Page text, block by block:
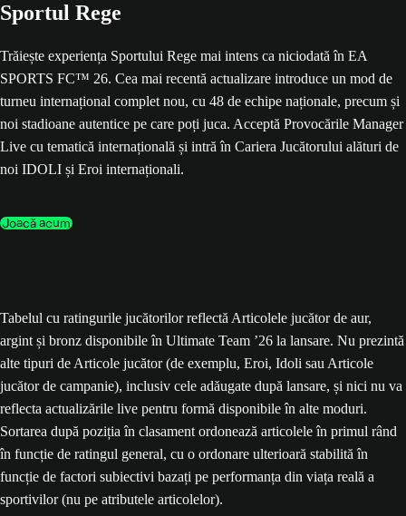
Sportul Rege
Trăiește experiența Sportului Rege mai intens ca niciodată în EA
SPORTS FC™ 26. Cea mai recentă actualizare introduce un mod de
turneu internațional complet nou, cu 48 de echipe naționale, precum și
noi stadioane autentice pe care poți juca. Acceptă Provocările Manager
Live cu tematică internațională și intră în Cariera Jucătorului alături de
noi IDOLI și Eroi internaționali.
Joacă acum
Tabelul cu ratingurile jucătorilor reflectă Articolele jucător de aur,
argint și bronz disponibile în Ultimate Team ’26 la lansare. Nu prezintă
alte tipuri de Articole jucător (de exemplu, Eroi, Idoli sau Articole
jucător de campanie), inclusiv cele adăugate după lansare, și nici nu va
reflecta actualizările live pentru formă disponibile în alte moduri.
Sortarea după poziția în clasament ordonează articolele în primul rând
în funcție de ratingul general, cu o ordonare ulterioară stabilită în
funcție de factori subiectivi bazați pe performanța din viața reală a
sportivilor (nu pe atributele articolelor).